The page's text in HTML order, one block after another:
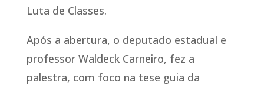
Luta de Classes.
Após a abertura, o deputado estadual e
professor Waldeck Carneiro, fez a
palestra, com foco na tese guia da